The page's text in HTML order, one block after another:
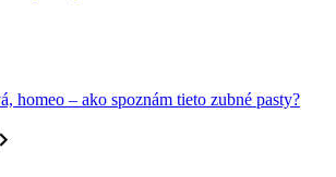
homeo – ako spoznám tieto zubné pasty?